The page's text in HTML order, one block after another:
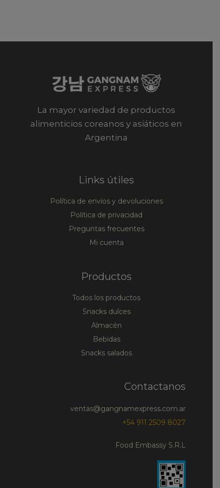
La mayor variedad de productos
alimenticios coreanos y asiáticos en
Argentina
Links útiles
Política de envíos y devoluciones
Política de privacidad
Preguntas frecuentes
Mi cuenta
Productos
Todos los productos
Snacks dulces
Almacén
Bebidas
Snacks salados
Contactanos
ventas@gangnamexpress.com.ar
+54 911 2509 8027
Food Embassy S.R.L